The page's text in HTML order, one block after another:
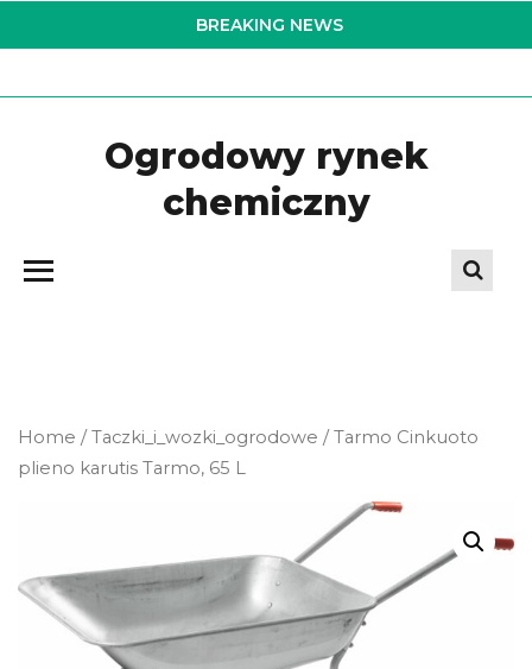
to
BREAKING NEWS
Ogrodowy rynek
chemiczny
Home /Taczki_i_wozki_ogrodowe / Tarmo Cinkuoto
plieno karutis Tarmo, 65 L